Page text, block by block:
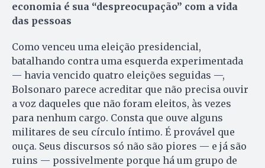
economia é sua “despreocupação” com a vida
das pessoas
Como venceu uma eleição presidencial,
batalhando contra uma esquerda experimentada
— havia vencido quatro eleições seguidas —,
Bolsonaro parece acreditar que não precisa ouvir
a voz daqueles que não foram eleitos, às vezes
para nenhum cargo. Consta que ouve alguns
militares de seu círculo íntimo. É provável que
ouça. Seus discursos só não são piores — e já são
ruins — possivelmente porque há um grupo de